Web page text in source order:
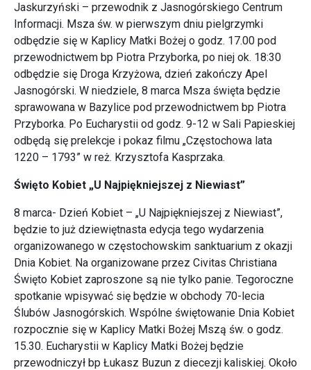
Jaskurzyński – przewodnik z Jasnogórskiego Centrum
Informacji. Msza św. w pierwszym dniu pielgrzymki
odbędzie się w Kaplicy Matki Bożej o godz. 17.00 pod
przewodnictwem bp Piotra Przyborka, po niej ok. 18:30
odbędzie się Droga Krzyżowa, dzień zakończy Apel
Jasnogórski. W niedziele, 8 marca Msza święta będzie
sprawowana w Bazylice pod przewodnictwem bp Piotra
Przyborka. Po Eucharystii od godz. 9-12 w Sali Papieskiej
odbędą się prelekcje i pokaz filmu „Częstochowa lata
1220 – 1793” w reż. Krzysztofa Kasprzaka.
Święto Kobiet „U Najpiękniejszej z Niewiast”
8 marca- Dzień Kobiet – „U Najpiękniejszej z Niewiast”,
będzie to już dziewiętnasta edycja tego wydarzenia
organizowanego w częstochowskim sanktuarium z okazji
Dnia Kobiet. Na organizowane przez Civitas Christiana
Święto Kobiet zaproszone są nie tylko panie. Tegoroczne
spotkanie wpisywać się będzie w obchody 70-lecia
Ślubów Jasnogórskich. Wspólne świętowanie Dnia Kobiet
rozpocznie się w Kaplicy Matki Bożej Mszą św. o godz.
15.30. Eucharystii w Kaplicy Matki Bożej będzie
przewodniczył bp Łukasz Buzun z diecezji kaliskiej. Około